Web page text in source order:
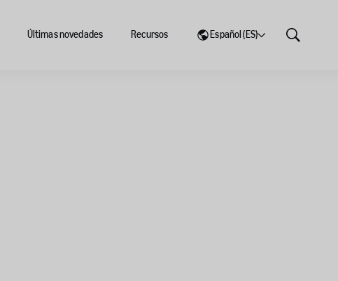
Últimas novedades Recursos Español (ES)
Show